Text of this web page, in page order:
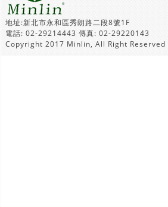
地址:新北市永和區秀朗路二段8號1F
電話: 02-29214443 傳真: 02-29220143
Copyright 2017 Minlin, All Right Reserved